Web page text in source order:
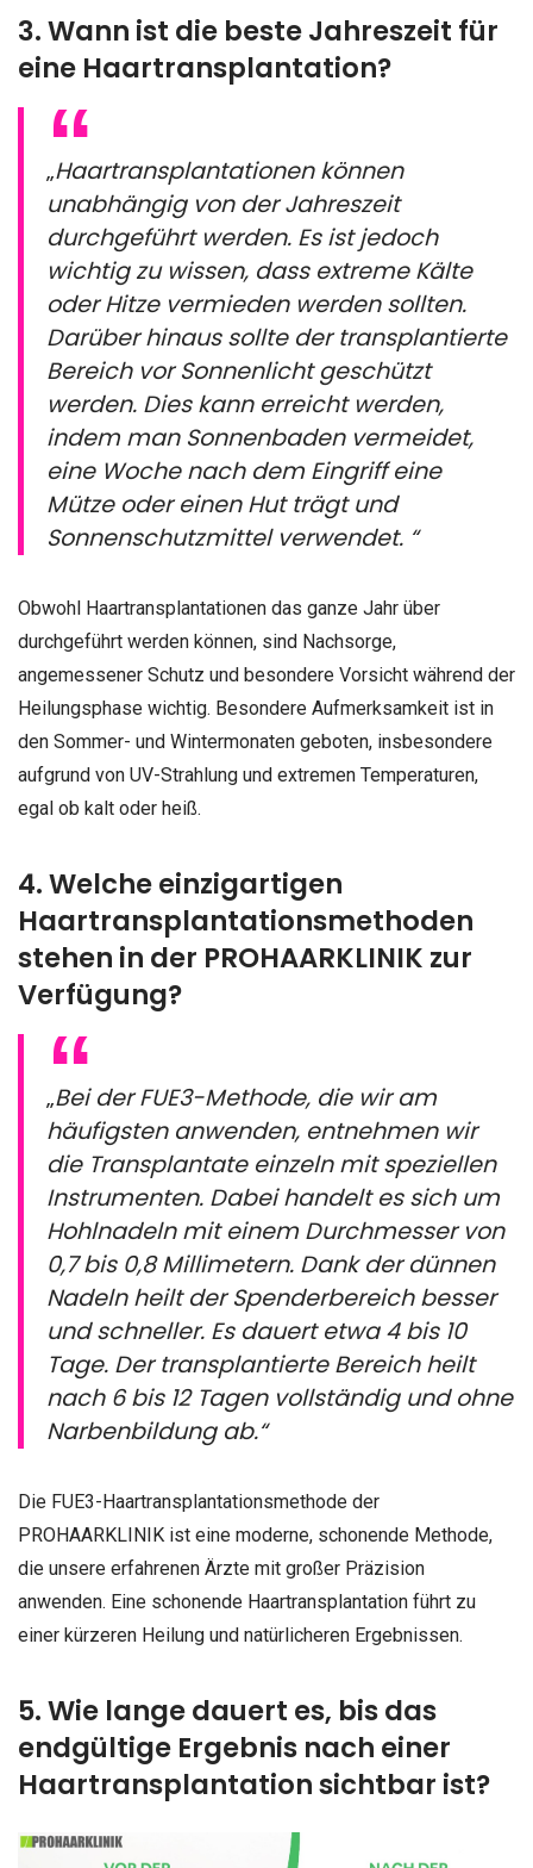
3. Wann ist die beste Jahreszeit für
eine Haartransplantation?
„Haartransplantationen können
unabhängig von der Jahreszeit
durchgeführt werden. Es ist jedoch
wichtig zu wissen, dass extreme Kälte
oder Hitze vermieden werden sollten.
Darüber hinaus sollte der transplantierte
Bereich vor Sonnenlicht geschützt
werden. Dies kann erreicht werden,
indem man Sonnenbaden vermeidet,
eine Woche nach dem Eingriff eine
Mütze oder einen Hut trägt und
Sonnenschutzmittel verwendet. “
Obwohl Haartransplantationen das ganze Jahr über
durchgeführt werden können, sind Nachsorge,
angemessener Schutz und besondere Vorsicht während der
Heilungsphase wichtig. Besondere Aufmerksamkeit ist in
den Sommer- und Wintermonaten geboten, insbesondere
aufgrund von UV-Strahlung und extremen Temperaturen,
egal ob kalt oder heiß.
4. Welche einzigartigen
Haartransplantationsmethoden
stehen in der PROHAARKLINIK zur
Verfügung?
„Bei der FUE3-Methode, die wir am
häufigsten anwenden, entnehmen wir
die Transplantate einzeln mit speziellen
Instrumenten. Dabei handelt es sich um
Hohlnadeln mit einem Durchmesser von
0,7 bis 0,8 Millimetern. Dank der dünnen
Nadeln heilt der Spenderbereich besser
und schneller. Es dauert etwa 4 bis 10
Tage. Der transplantierte Bereich heilt
nach 6 bis 12 Tagen vollständig und ohne
Narbenbildung ab.“
Die FUE3-Haartransplantationsmethode der
PROHAARKLINIK ist eine moderne, schonende Methode,
die unsere erfahrenen Ärzte mit großer Präzision
anwenden. Eine schonende Haartransplantation führt zu
einer kürzeren Heilung und natürlicheren Ergebnissen.
5. Wie lange dauert es, bis das
endgültige Ergebnis nach einer
Haartransplantation sichtbar ist?